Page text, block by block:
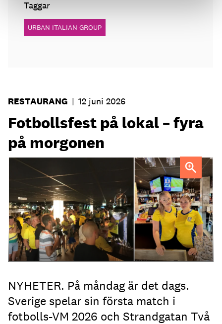
Taggar
URBAN ITALIAN GROUP
RESTAURANG | 12 juni 2026
Fotbollsfest på lokal – fyra
på morgonen
Strandgatan Två välkomnar svenska fotbollsfans kl 04.
NYHETER. På måndag är det dags.
Sverige spelar sin första match i
fotbolls-VM 2026 och Strandgatan Två